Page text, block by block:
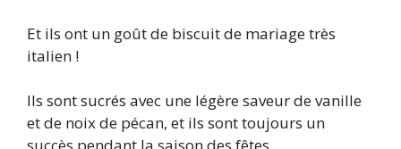
Et ils ont un goût de biscuit de mariage très
italien !
Ils sont sucrés avec une légère saveur de vanille
et de noix de pécan, et ils sont toujours un